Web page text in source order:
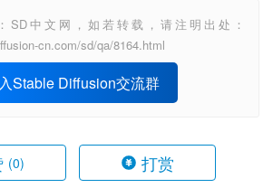
SD中文网，如若转载，请注明出处：
cn.com/sd/qa/8164.html
Stable Diffusion交流群
(0) 打赏